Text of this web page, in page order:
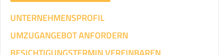
UNTERNEHMENSPROFIL
UMZUGANGEBOT ANFORDERN